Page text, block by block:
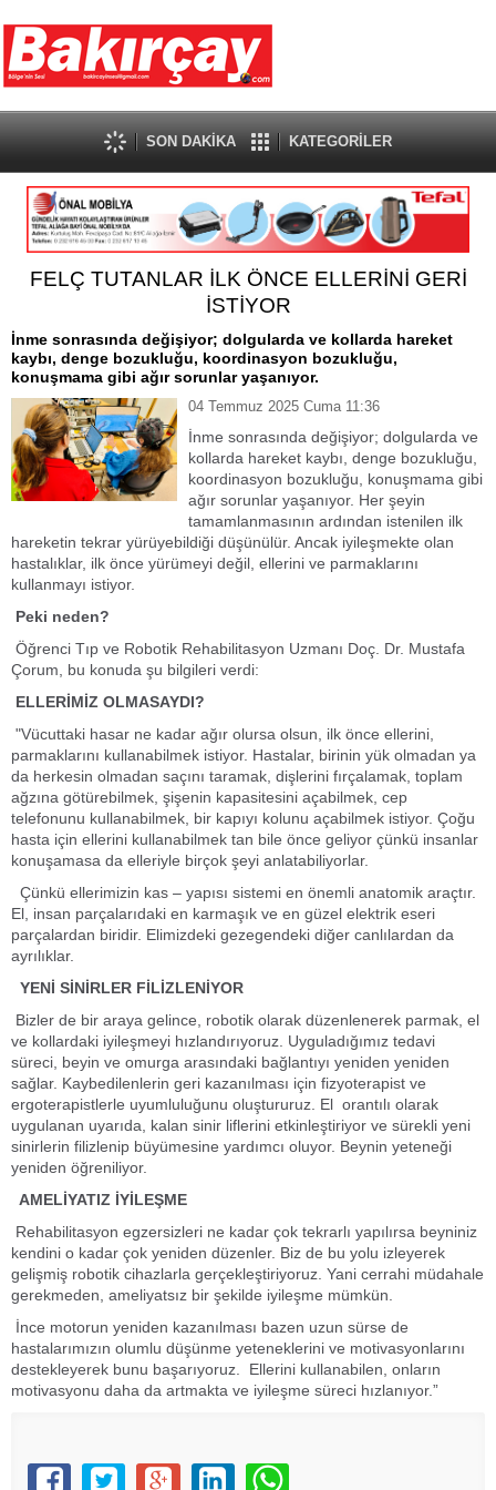
SON DAKİKA KATEGORİLER
FELÇ TUTANLAR İLK ÖNCE ELLERİNİ GERİ
İSTİYOR
İnme sonrasında değişiyor; dolgularda ve kollarda hareket
kaybı, denge bozukluğu, koordinasyon bozukluğu,
konuşmama gibi ağır sorunlar yaşanıyor.
04 Temmuz 2025 Cuma 11:36
İnme sonrasında değişiyor; dolgularda ve
kollarda hareket kaybı, denge bozukluğu,
koordinasyon bozukluğu, konuşmama gibi
ağır sorunlar yaşanıyor. Her şeyin
tamamlanmasının ardından istenilen ilk
hareketin tekrar yürüyebildiği düşünülür. Ancak iyileşmekte olan
hastalıklar, ilk önce yürümeyi değil, ellerini ve parmaklarını
kullanmayı istiyor.
Peki neden?
Öğrenci Tıp ve Robotik Rehabilitasyon Uzmanı Doç. Dr. Mustafa
Çorum, bu konuda şu bilgileri verdi:
ELLERİMİZ OLMASAYDI?
"Vücuttaki hasar ne kadar ağır olursa olsun, ilk önce ellerini,
parmaklarını kullanabilmek istiyor. Hastalar, birinin yük olmadan ya
da herkesin olmadan saçını taramak, dişlerini fırçalamak, toplam
ağzına götürebilmek, şişenin kapasitesini açabilmek, cep
telefonunu kullanabilmek, bir kapıyı kolunu açabilmek istiyor. Çoğu
hasta için ellerini kullanabilmek tan bile önce geliyor çünkü insanlar
konuşamasa da elleriyle birçok şeyi anlatabiliyorlar.
Çünkü ellerimizin kas – yapısı sistemi en önemli anatomik araçtır.
El, insan parçalarıdaki en karmaşık ve en güzel elektrik eseri
parçalardan biridir. Elimizdeki gezegendeki diğer canlılardan da
ayrılıklar.
YENİ SİNİRLER FİLİZLENİYOR
Bizler de bir araya gelince, robotik olarak düzenlenerek parmak, el
ve kollardaki iyileşmeyi hızlandırıyoruz. Uyguladığımız tedavi
süreci, beyin ve omurga arasındaki bağlantıyı yeniden yeniden
sağlar. Kaybedilenlerin geri kazanılması için fizyoterapist ve
ergoterapistlerle uyumluluğunu oluştururuz. El orantılı olarak
uygulanan uyarıda, kalan sinir liflerini etkinleştiriyor ve sürekli yeni
sinirlerin filizlenip büyümesine yardımcı oluyor. Beynin yeteneği
yeniden öğreniliyor.
AMELİYATIZ İYİLEŞME
Rehabilitasyon egzersizleri ne kadar çok tekrarlı yapılırsa beyniniz
kendini o kadar çok yeniden düzenler. Biz de bu yolu izleyerek
gelişmiş robotik cihazlarla gerçekleştiriyoruz. Yani cerrahi müdahale
gerekmeden, ameliyatsız bir şekilde iyileşme mümkün.
İnce motorun yeniden kazanılması bazen uzun sürse de
hastalarımızın olumlu düşünme yeteneklerini ve motivasyonlarını
destekleyerek bunu başarıyoruz. Ellerini kullanabilen, onların
motivasyonu daha da artmakta ve iyileşme süreci hızlanıyor.”